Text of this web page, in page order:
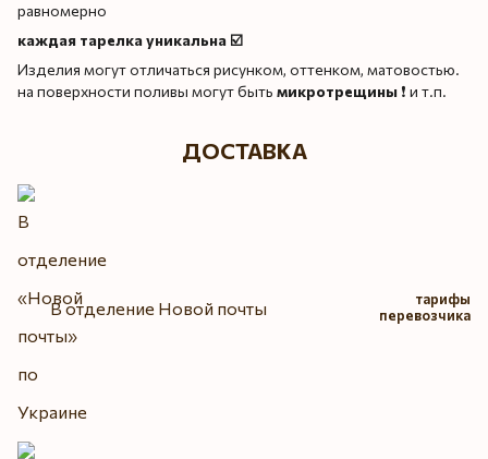
равномерно
каждая тарелка уникальна ☑️
Изделия могут отличаться рисунком, оттенком, матовостью.
на поверхности поливы могут быть микротрещины ❗️ и т.п.
ДОСТАВКА
В отделение Новой почты
тарифы
перевозчика